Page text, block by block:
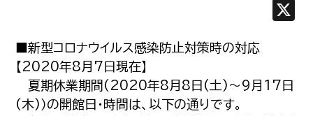
■新型コロナウイルス感染防止対策時の対応
【2020年8月7日現在】
夏期休業期間(2020年8月8日(土)～9月17日
(木)）の開館日・時間は、以下の通りです。